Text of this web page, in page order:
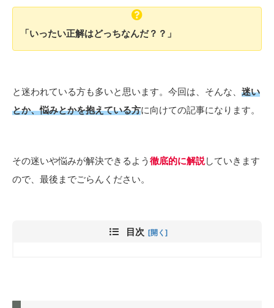
「いったい正解はどっちなんだ？？」
と迷われている方も多いと思います。今回は、そんな、 迷い
とか、悩みとかを抱えている方に向けての記事になります。
その迷いや悩みが解決できるよう 徹底的に解説していきます
ので、最後までごらんください。
目次